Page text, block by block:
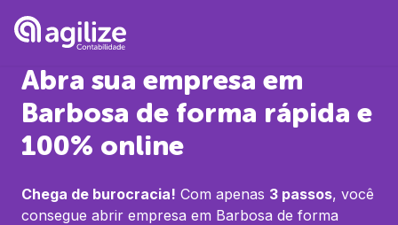
Abra sua empresa em
Barbosa de forma rápida e
100% online
Chega de burocracia! Com apenas 3 passos, você
consegue abrir empresa em Barbosa de forma